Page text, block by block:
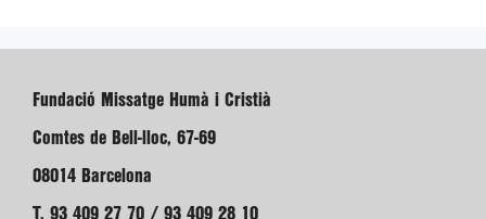
Fundació Missatge Humà i Cristià
Comtes de Bell-lloc, 67-69
08014 Barcelona
T. 93 409 27 70 / 93 409 28 10